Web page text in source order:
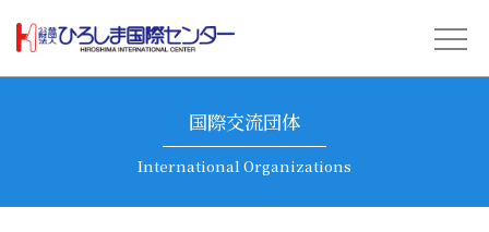
国際交流団体
International Organizations